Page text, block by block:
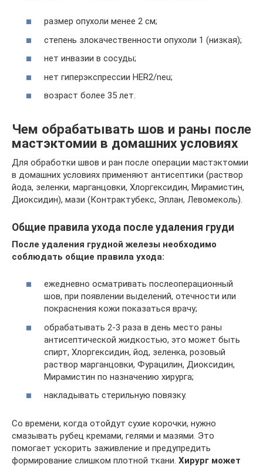
размер опухоли менее 2 см;
степень злокачественности опухоли 1 (низкая);
нет инвазии в сосуды;
нет гиперэкспрессии HER2/neu;
возраст более 35 лет.
Чем обрабатывать шов и раны после
мастэктомии в домашних условиях
Для обработки швов и ран после операции мастэктомии
в домашних условиях применяют антисептики (раствор
йода, зеленки, марганцовки, Хлоргексидин, Мирамистин,
Диоксидин), мази (Контрактубекс, Эплан, Левомеколь).
Общие правила ухода после удаления груди
После удаления грудной железы необходимо
соблюдать общие правила ухода:
ежедневно осматривать послеоперационный
шов, при появлении выделений, отечности или
покраснения кожи показаться врачу;
обрабатывать 2-3 раза в день место раны
антисептической жидкостью, это может быть
спирт, Хлоргексидин, йод, зеленка, розовый
раствор марганцовки, Фурацилин, Диоксидин,
Мирамистин по назначению хирурга;
накладывать стерильную повязку.
Со времени, когда отойдут сухие корочки, нужно
смазывать рубец кремами, гелями и мазями. Это
помогает ускорить заживление и предупредить
формирование слишком плотной ткани. Хирург может